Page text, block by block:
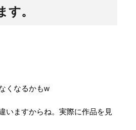
。
くなるかもw
いますからね。実際に作品を見